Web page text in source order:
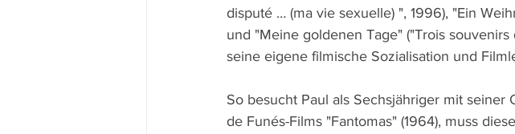
disputé … (ma vie sexuelle) ", 1996), "Ein
und "Meine goldenen Tage" ("Trois
seine eigene filmische Sozialisation und
So besucht Paul als Sechsjähriger mit
de Funés-Films "Fantomas" (1964), muss